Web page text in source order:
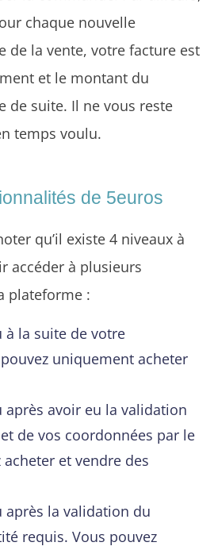
chaque nouvelle
de la vente, votre facture est
et le montant du
de suite. Il ne vous reste
temps voulu.
de 5euros
qu’il existe 4 niveaux à
accéder à plusieurs
plateforme :
à la suite de votre
uniquement acheter
après avoir eu la validation
de vos coordonnées par le
et vendre des
après la validation du
requis. Vous pouvez